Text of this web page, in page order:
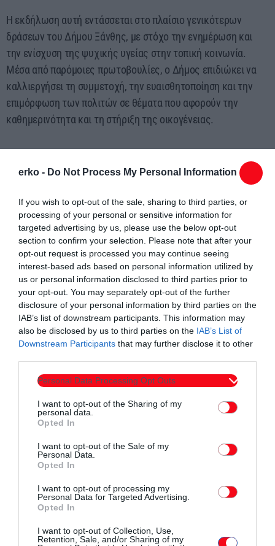
erko - Do Not Process My Personal Information
If you wish to opt-out of the sale, sharing to third parties, or
processing of your personal or sensitive information for
targeted advertising by us, please use the below opt-out
section to confirm your selection. Please note that after your
opt-out request is processed you may continue seeing
interest-based ads based on personal information utilized by
us or personal information disclosed to third parties prior to
your opt-out. You may separately opt-out of the further
disclosure of your personal information by third parties on the
IAB’s list of downstream participants. This information may
also be disclosed by us to third parties on the IAB’s List of
Downstream Participants that may further disclose it to other
Personal Data Processing Opt Outs
I want to opt-out of the Sharing of my
personal data.
Opted In
I want to opt-out of the Sale of my
Personal Data.
Opted In
I want to opt-out of processing my
Personal Data for Targeted Advertising.
Opted In
I want to opt-out of Collection, Use,
Retention, Sale, and/or Sharing of my
Η εκδήλωση αυτή εντάσσεται στο πλαίσιο γενικότερων
δράσεων του Δήμου Ξάνθης, με στόχο την ενημέρωση και
την ενίσχυση της ψυχικής υγείας στην τοπική κοινωνία.
Μέσα από παρόμοιες πρωτοβουλίες, ο Δήμος επιδιώκει να
καλλιεργήσει τη συμμετοχή, την ευαισθητοποίηση και την
επιμόρφωση των πολιτών σε θέματα που αφορούν την
καθημερινότητα και τη στήριξη της οικογένειας.
Συντάχθηκε από:ERKO
email
Σχετικά άρθρα
Τοπικά Νέα